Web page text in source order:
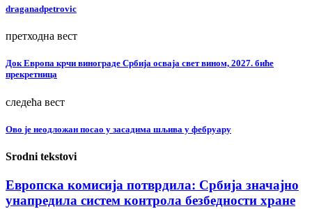
draganadpetrovic
претходна вест
Док Европа крчи винограде Србија осваја свет вином, 2027. биће
прекретница
следећа вест
Ово је неодложан посао у засадима шљива у фебруару
Srodni tekstovi
Европска комисија потврдила: Србија значајно
унапредила систем контрола безбедности хране